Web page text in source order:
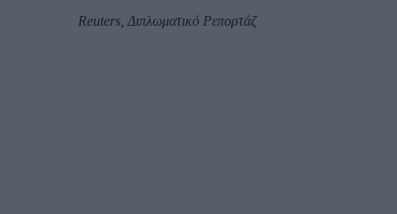
Reuters, Διπλωματικό Ρεπορτάζ